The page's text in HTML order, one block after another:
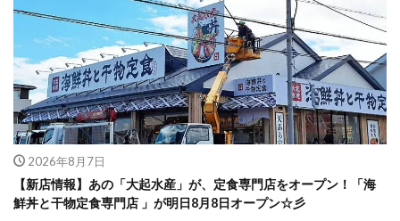
2026年8月7日
【新店情報】あの「大起水産」が、定食専門店をオープン！「海
鮮丼と干物定食専門店 」が明日8月8日オープン☆彡